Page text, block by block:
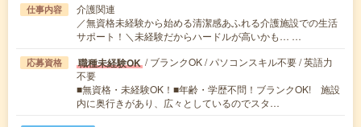
仕事内容
介護関連
／無資格未経験から始める清潔感あふれる介護施設での生活
サポート！＼未経験だからハードルが高いかも… …
応募資格 職種未経験OK / ブランクOK / パソコンスキル不要 / 英語力
不要
■無資格・未経験OK！■年齢・学歴不問！ブランクOK! 施設
内に奥行きがあり、広々としているのでスタ…